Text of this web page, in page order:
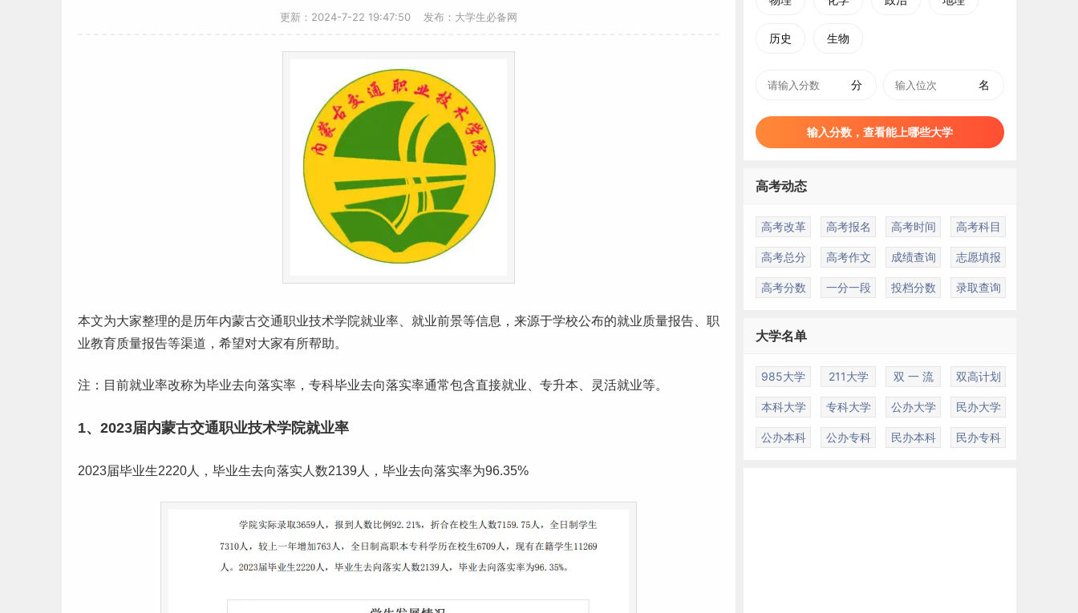
更新：2024-7-22 19:47:50 发布：大学生必备网
本文为大家整理的是历年内蒙古交通职业技术学院就业率、 就业前景等信息，来源于学校公布的就业质量报告、职
业教育质量报告等渠道，希望对大家有所帮助。
注：目前就业率改称为毕业去向落实率，专科毕业去向落实率通常包含直接就业、专升本、灵活就业等。
1、2023届内蒙古交通职业技术学院就业率
2023届毕业生2220人，毕业生去向落实人数2139人，毕业去向落实率为96.35%
历史 生物
分 名
输入分数，查看能上哪些大学
高考动态
高考改革 高考报名 高考时间 高考科目
高考总分 高考作文 成绩查询 志愿填报
高考分数 一分一段 投档分数 录取查询
大学名单
985大学 211大学 双 一 流 双高计划
本科大学 专科大学 公办大学 民办大学
公办本科 公办专科 民办本科 民办专科